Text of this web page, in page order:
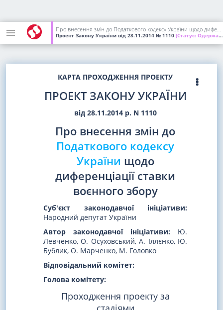
Про внесення змін до Податкового кодексу України щодо диференціації ставки воєнного збору
Проект Закону України від 28.11.2014 № 1110 (Статус: Одержаний ВР України)
КАРТА ПРОХОДЖЕННЯ ПРОЕКТУ
ПРОЕКТ ЗАКОНУ УКРАЇНИ
від 28.11.2014 р. N 1110
Про внесення змін до
Податкового кодексу
України щодо
диференціації ставки
воєнного збору
Суб'єкт законодавчої ініціативи:
Народний депутат України
Автор законодавчої ініціативи: Ю.
Левченко, О. Осуховський, А. Іллєнко, Ю.
Бублик, О. Марченко, М. Головко
Відповідальний комітет:
Голова комітету:
Проходження проекту за